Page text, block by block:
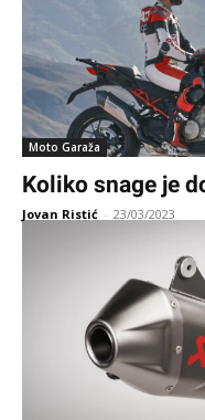
Moto Garaža
Koliko snage je
Jovan Ristić - 23/03/2023